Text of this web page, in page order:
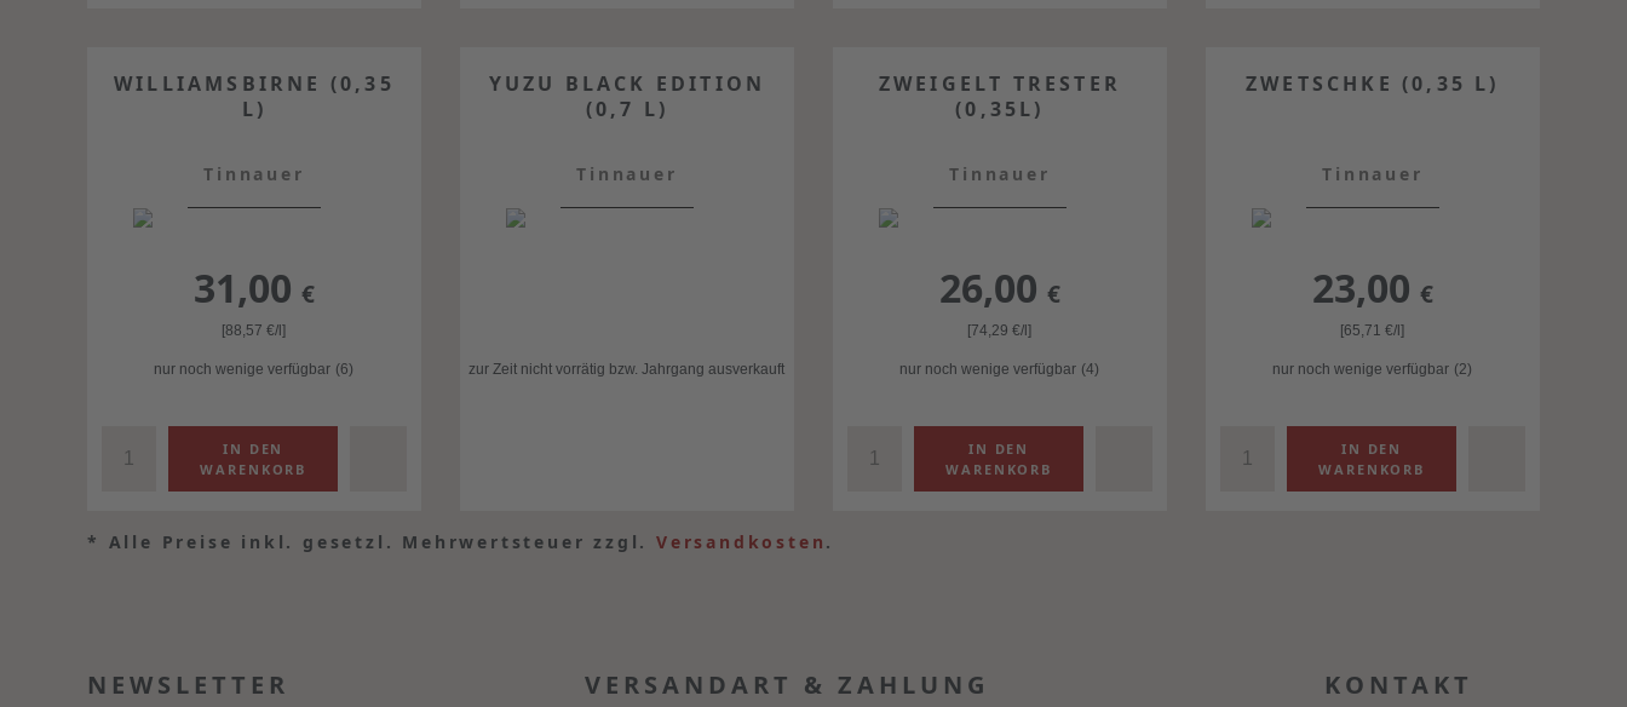
WILLIAMSBIRNE (0,35
L)
Tinnauer
31,00 €
[88,57€/l]
nur noch wenige verfügbar (6)
YUZU BLACK EDITION
(0,7 L)
Tinnauer
zur Zeit nicht vorrätig bzw. Jahrgang ausverkauft
ZWEIGELT TRESTER
(0,35L)
Tinnauer
26,00 €
[74,29€/l]
nur noch wenige verfügbar (4)
ZWETSCHKE (0,35 L)
Tinnauer
23,00 €
[65,71€/l]
nur noch wenige verfügbar (2)
* Alle Preise inkl. gesetzl. Mehrwertsteuer zzgl.Versandkosten .
NEWSLETTER VERSANDART & ZAHLUNG KONTAKT